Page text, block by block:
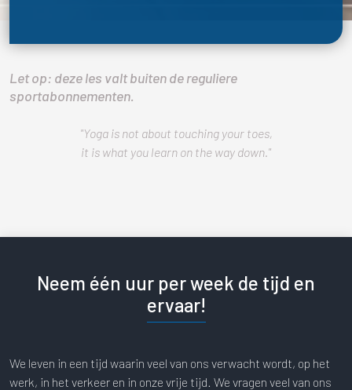
Let op: deze les valt buiten de reguliere
sportabonnementen.
"Yoga is not about touching your toes,
it is what you learn on the way down."
Neem één uur per week de tijd en
ervaar!
We leven in een tijd waarin veel van ons verwacht wordt, op het
werk, in het verkeer en in onze vrije tijd. We vragen veel van ons